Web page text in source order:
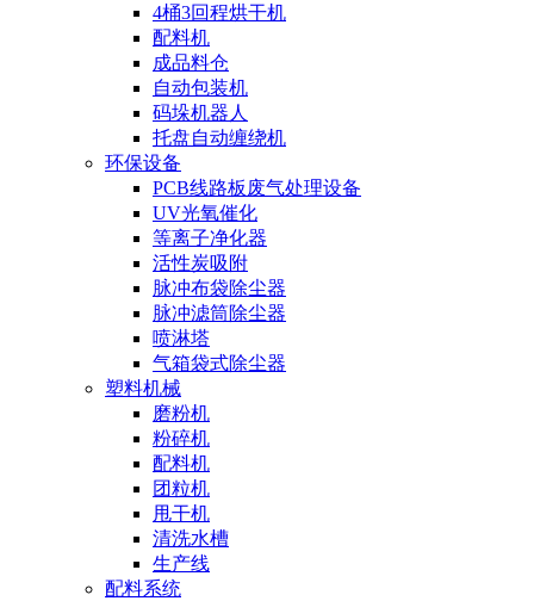
4桶3回程烘干机
配料机
成品料仓
自动包装机
码垛机器人
托盘自动缠绕机
环保设备
PCB线路板废气处理设备
UV光氧催化
等离子净化器
活性炭吸附
脉冲布袋除尘器
脉冲滤筒除尘器
喷淋塔
气箱袋式除尘器
塑料机械
磨粉机
粉碎机
配料机
团粒机
甩干机
清洗水槽
生产线
配料系统